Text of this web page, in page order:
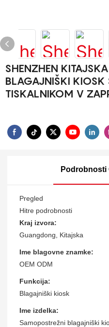
SHENZHEN
BLAGAJNIŠKI KIOSK
TISKALNIKOM V
Podrobnosti
Pregled
Hitre podrobnosti
Kraj izvora:
Guangdong, Kitajska
Ime blagovne znamke:
OEM ODM
Funkcija:
Blagajniški kiosk
Ime izdelka:
Samopostrežni blagajniški